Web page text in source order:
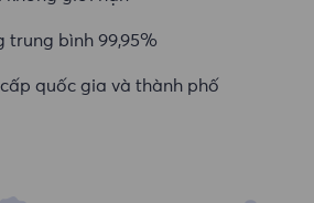
trung bình 99,95%
quốc gia và thành phố